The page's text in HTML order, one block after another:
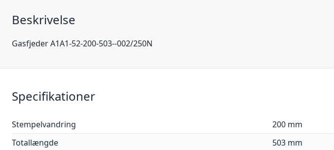
Beskrivelse
Gasfjeder A1A1-52-200-503--002/250N
Specifikationer
Stempelvandring
200 mm
Totallængde
503 mm